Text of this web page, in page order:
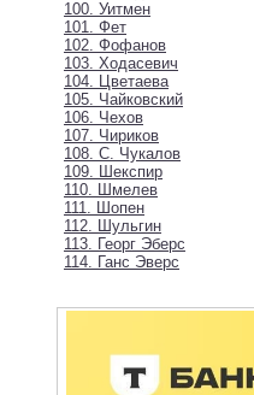
100. Уитмен
101. Фет
102. Фофанов
103. Ходасевич
104. Цветаева
105. Чайковский
106. Чехов
107. Чириков
108. С. Чукалов
109. Шекспир
110. Шмелев
111. Шопен
112. Шульгин
113. Георг Эберс
114. Ганс Эверс